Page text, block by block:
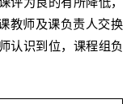
教师及课负责人交换
认识到位，课程组负